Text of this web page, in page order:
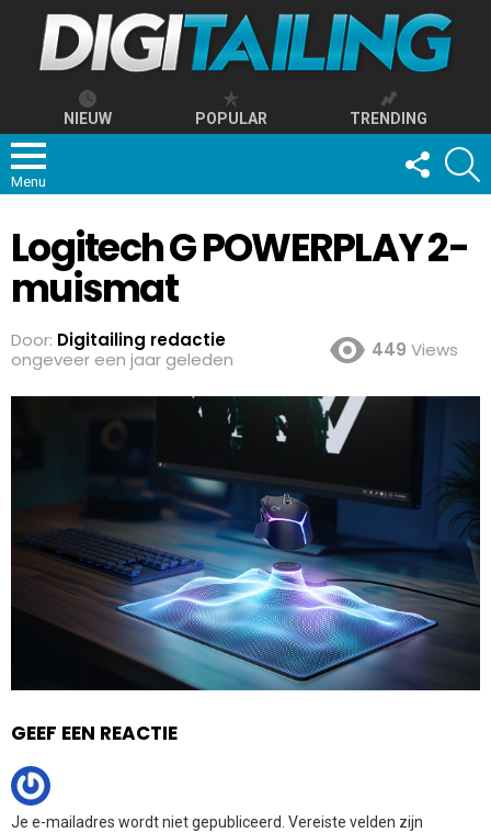
NIEUW POPULAR TRENDING
Menu
FOLLOW
US
Logitech G POWERPLAY 2-
muismat
Door: Digitailing redactie
ongeveer een jaar geleden
449 Views
GEEF EEN REACTIE
Je e-mailadres wordt niet gepubliceerd. Vereiste velden zijn